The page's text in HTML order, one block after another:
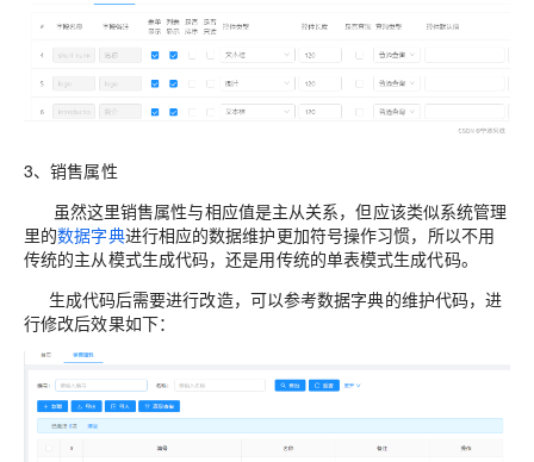
3、销售属性
虽然这里销售属性与相应值是主从关系，但应该类似系统管理
里的数据字典进行相应的数据维护更加符号操作习惯，所以不用
传统的主从模式生成代码，还是用传统的单表模式生成代码。
生成代码后需要进行改造，可以参考数据字典的维护代码，进
行修改后效果如下：